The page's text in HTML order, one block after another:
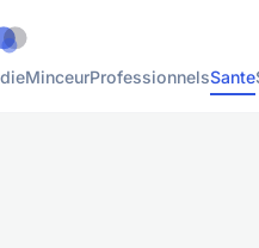
MinceurProfessionnelsSante